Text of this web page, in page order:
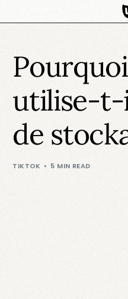
utilise-
de
TIKTOK 5 MIN READ
HOT